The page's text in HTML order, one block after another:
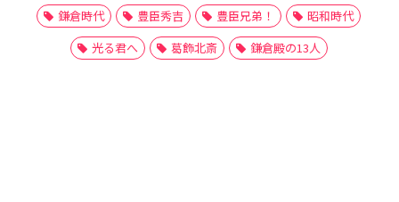
鎌倉時代
豊臣秀吉 豊臣兄弟！
昭和時代
光る君へ
葛飾北斎 鎌倉殿の13人